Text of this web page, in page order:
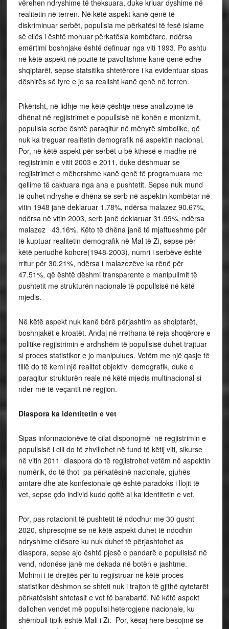
vërehen ndryshime të theksuara, duke kriuar dyshime në
realitetin në terren. Në këtë aspekt kanë qenë të
diskriminuar serbët, popullsia me përkatësi të fesë islame
së cilës i është mohuar përkatësia kombëtare, ndërsa
emërtimi boshnjake është definuar nga viti 1993. Po ashtu
në këtë aspekt në pozitë të pavolitshme kanë qenë edhe
shqiptarët, sepse statsitika shtetërore i ka evidentuar sipas
dëshirës së tyre e jo sa realisht kanë qenë në terren.
Pikërisht, në lidhje me këtë çështje nëse analizojmë të
dhënat në regjistrimet e popullsisë në kohën e monizmit,
popullsia serbe është paraqitur në mënyrë simbolike, që
nuk ka treguar realitetin demografik në aspektin nacional.
Por, në këtë aspekt për serbët u bë kthesë e madhe në
regjistrimin e vitit 2003 e 2011, duke dëshmuar se
regjistrimet e mëhershme kanë qenë të programuara me
qellime të caktuara nga ana e pushtetit. Sepse nuk mund
të quhet ndryshe e dhëna se serb në aspektin kombëtar në
vitin 1948 janë deklaruar 1.78%, ndërsa malazez 90.67%,
ndërsa në vitin 2003, serb janë deklaruar 31.99%, ndërsa
malazez 43.16%. Këto të dhëna janë të mjaftueshme për
të kuptuar realitetin demografik në Mal të Zi, sepse për
këtë periudhë kohore(1948-2003), numri i serbëve është
rritur për 30.21%, ndërsa i malazezëve ka rënë për
47.51%, që është dëshmi transparente e manipulimit të
pushtetit me strukturën nacionale të popullsisë në këtë
mjedis.
Në këtë aspekt nuk kanë bërë përjashtim as shqiptarët,
boshnjakët e kroatët. Andaj në rrethana të reja shoqërore e
politike regjistrimin e ardhshëm të popullsisë duhet trajtuar
si proces statistikor e jo manipulues. Vetëm me një qasje të
tillë do të kemi një realitet objektiv demografik, duke e
paraqitur strukturën reale në këtë mjedis multinacional si
nder më të veçantit në regjion.
Diaspora ka identitetin e vet
Sipas informacionëve të cilat disponojmë në regjistrimin e
popullsisë i cili do të zhvillohet në fund të këtij viti, sikurse
në vitin 2011 diaspora do të regjistrohet vetëm në aspektin
numërik, do të thot pa përkatësinë nacionale, gjuhës
amtare dhe ate konfesionale që është paradoks i llojit të
vet, sepse çdo individ kudo qoftë ai ka identitetin e vet.
Por, pas rotacionit të pushtetit të ndodhur me 30 gusht
2020, shpresojmë se në këtë aspekt duhet të ndodhin
ndryshime cilësore ku nuk duhet të përjashtohet as
diaspora, sepse ajo është pjesë e pandarë e popullsisë në
vend, ndonëse janë me dekada në botën e jashtme.
Mohimi i të drejtës për tu regjistruar në këtë proces
statistikor dëshmon se shteti nuk i trajton të gjithë qytetarët
përkatësisht shtetasit e vet të barabartë. Në këtë aspekt
dallohen vendet më popullsi heterogjene nacionale, ku
shëmbull tipik është Mali i Zi. Por, kësaj here besojmë se